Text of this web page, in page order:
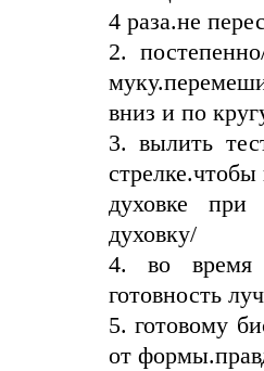
4 раза.не
2.
вниз и по
3. вылить
духовке
духовку/
4. во время
готовность
5. готовому
от